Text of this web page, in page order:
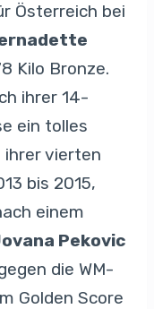
Österreich bei
Kilo Bronze.
ihrer 14-
ein tolles
ihrer vierten
bis 2015,
einem
Pekovic
die WM-
Golden Score